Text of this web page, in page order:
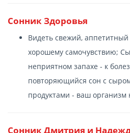
Сонник Здоровья
Видеть свежий,
хорошему самочувствию;
неприятном запахе - к
повторяющийся сон с
продуктами - ваш организм
Сонник Дмитрия и